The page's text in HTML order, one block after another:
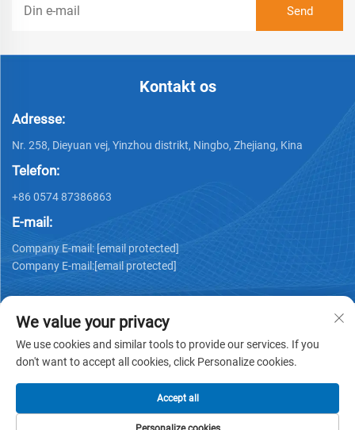
Kontakt os
Adresse:
Nr. 258, Dieyuan vej, Yinzhou distrikt, Ningbo, Zhejiang, Kina
Telefon:
+86 0574 87386863
E-mail:
Company E-mail:[email protected]
Company E-mail:[email protected]
Privatlivspolitik
We value your privacy
We use cookies and similar tools to provide our services. If you
don't want to accept all cookies, click Personalize cookies.
Accept all